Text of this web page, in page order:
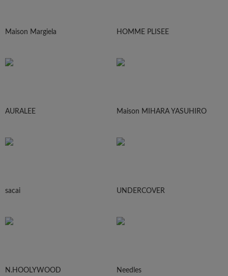
Maison Margiela HOMME PLISEE
AURALEE Maison MIHARA YASUHIRO
sacai UNDERCOVER
N.HOOLYWOOD Needles